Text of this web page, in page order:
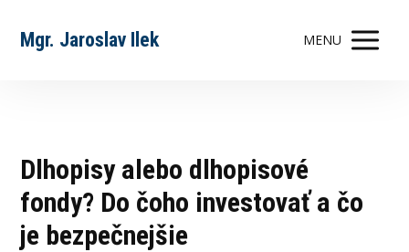
Mgr. Jaroslav Ilek MENU
Dlhopisy alebo dlhopisové
fondy? Do čoho investovať a čo
je bezpečnejšie